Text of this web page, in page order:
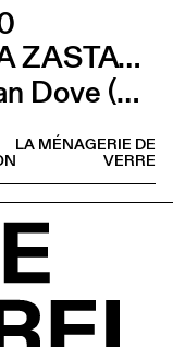
JULIA ZASTAVA
Human Dove (Concert Abdominal Marmalade Agency)
LA MÉNAGERIE DE
VERRE